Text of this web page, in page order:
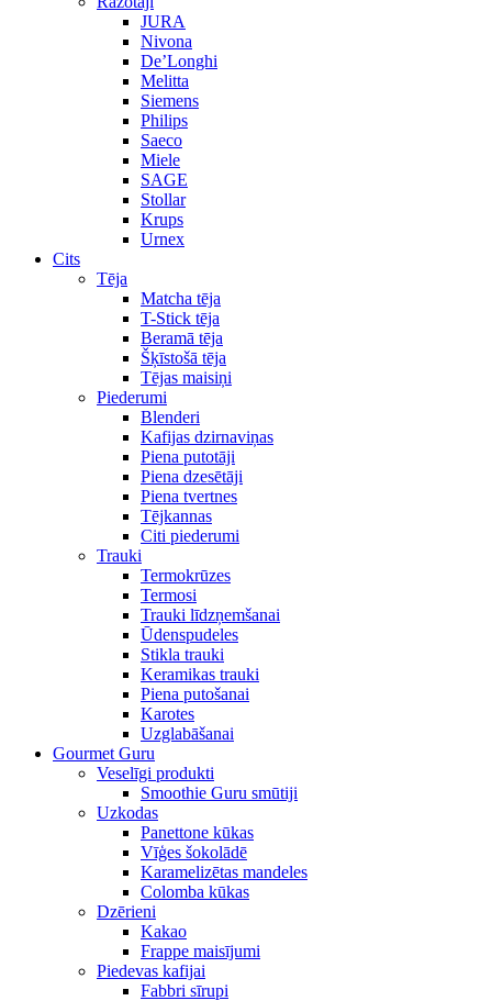
JURA
Nivona
De’Longhi
Melitta
Siemens
Philips
Saeco
Miele
SAGE
Stollar
Krups
Urnex
Cits
Tēja
Matcha tēja
T-Stick tēja
Beramā tēja
Šķīstošā tēja
Tējas maisiņi
Piederumi
Blenderi
Kafijas dzirnaviņas
Piena putotāji
Piena dzesētāji
Piena tvertnes
Tējkannas
Citi piederumi
Trauki
Termokrūzes
Termosi
Trauki līdzņemšanai
Ūdenspudeles
Stikla trauki
Keramikas trauki
Piena putošanai
Karotes
Uzglabāšanai
Gourmet Guru
Veselīgi produkti
Smoothie Guru smūtiji
Uzkodas
Panettone kūkas
Vīģes šokolādē
Karamelizētas mandeles
Colomba kūkas
Dzērieni
Kakao
Frappe maisījumi
Piedevas kafijai
Fabbri sīrupi